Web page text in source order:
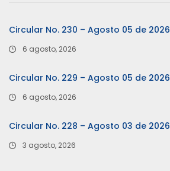
Circular No. 230 – Agosto 05 de 2026
6 agosto, 2026
Circular No. 229 – Agosto 05 de 2026
6 agosto, 2026
Circular No. 228 – Agosto 03 de 2026
3 agosto, 2026